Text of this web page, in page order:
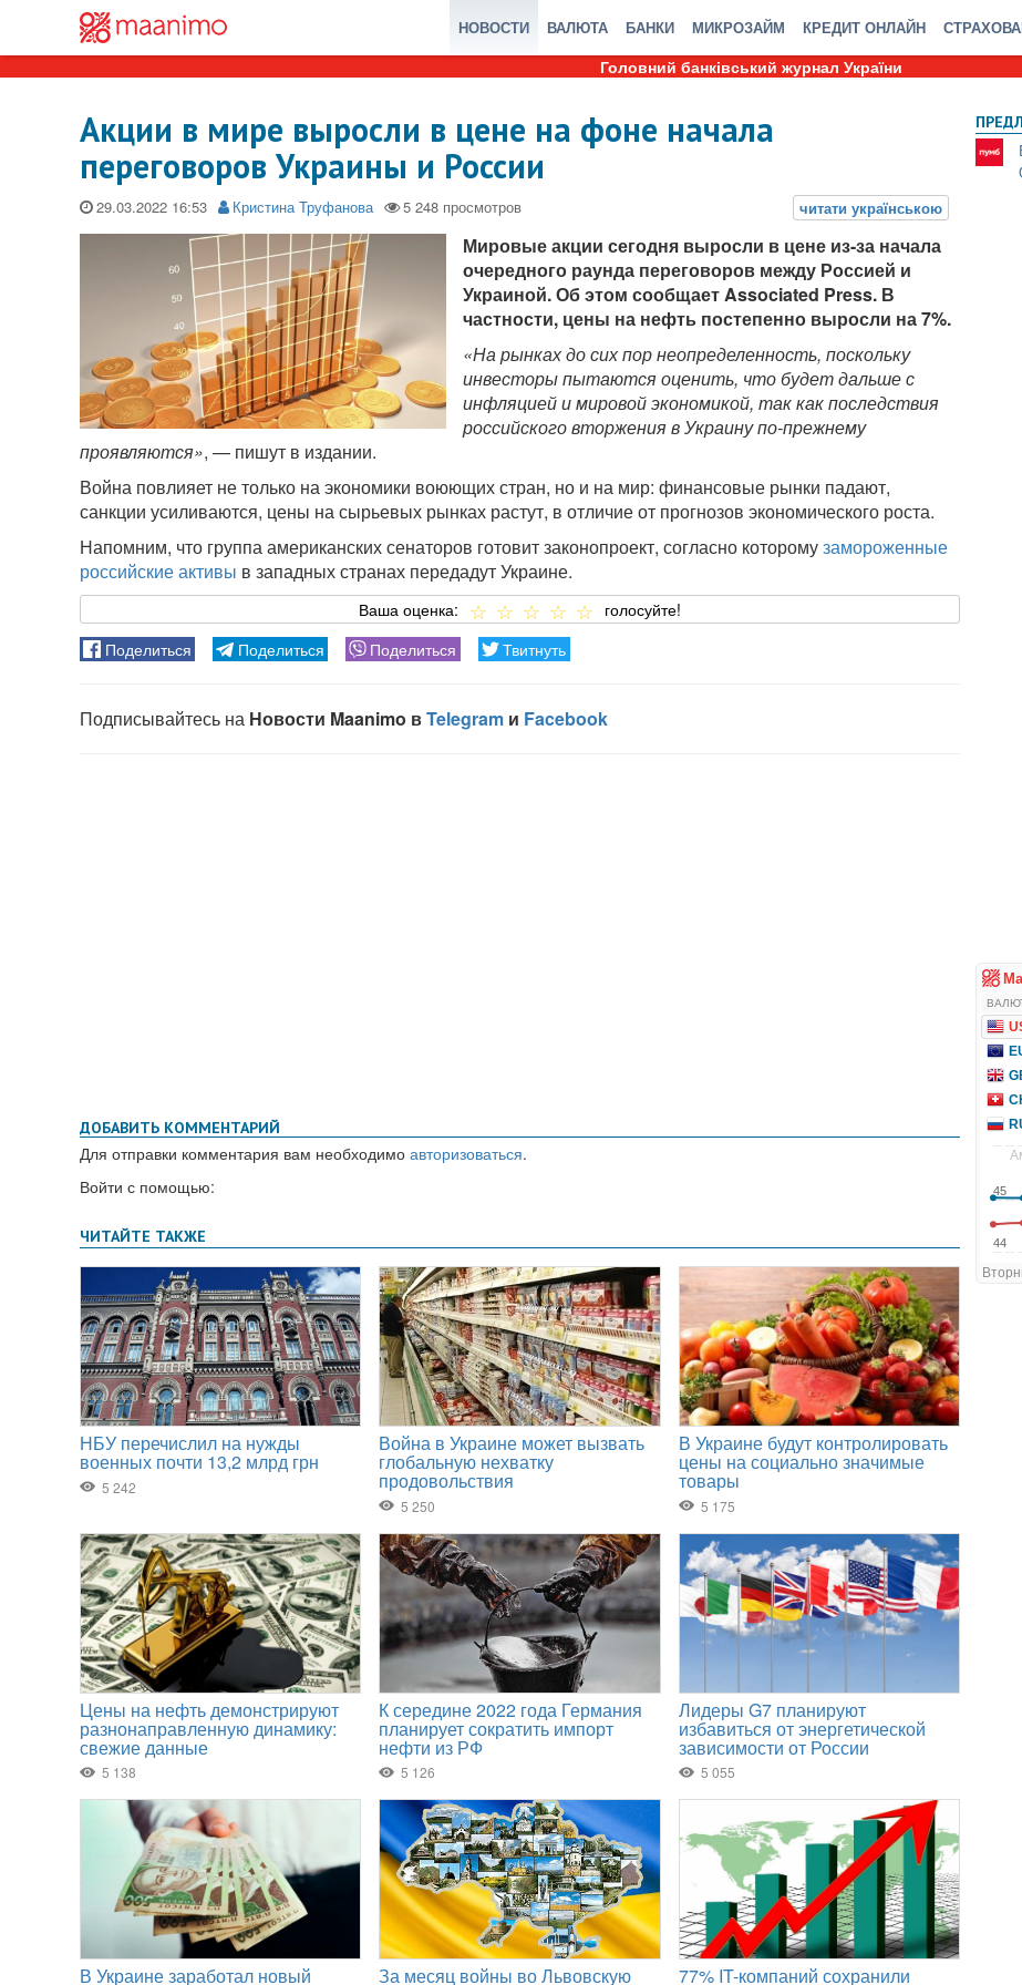
НОВОСТИ ВАЛЮТА БАНКИ МИКРОЗАЙМ КРЕДИТ ОНЛАЙН
Головний банківський журнал України
Акции в мире выросли в цене на фоне начала
переговоров Украины и России
29.03.2022 Кристина Труфанова
Мировые акции сегодня выросли в цене из-за начала
очередного раунда переговоров между Россией и
Украиной. Об этом сообщает Associated Press. В
частности, цены на нефть постепенно выросли на 7%.
«На рынках до сих пор неопределенность, поскольку
инвесторы пытаются оценить, что будет дальше с
инфляцией и мировой экономикой, так как последствия
российского вторжения вУкраину по-прежнему
проявляются», — пишут в издании.
Война повлияет не только на экономики воюющих стран, но и на мир: финансовые рынки падают,
санкции усиливаются, цены на сырьевых рынках растут, в отличие от прогнозов экономического роста.
Напомним, что группа американских сенаторов готовит законопроект, согласно которомузамороженные
российские активы в западных странах передадут Украине.
ДОБАВИТЬ КОММЕНТАРИЙ
Для отправки комментария вам необходимо авторизоваться.
Войти с помощью: